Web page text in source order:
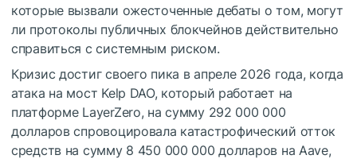
которые вызвали ожесточенные дебаты о том, могут
ли протоколы публичных блокчейнов действительно
справиться с системным риском.
Кризис достиг своего пика в апреле 2026 года, когда
атака на мост Kelp DAO, который работает на
платформе LayerZero, на сумму 292 000 000
долларов спровоцировала катастрофический отток
средств на сумму 8 450 000 000 долларов на Aave,